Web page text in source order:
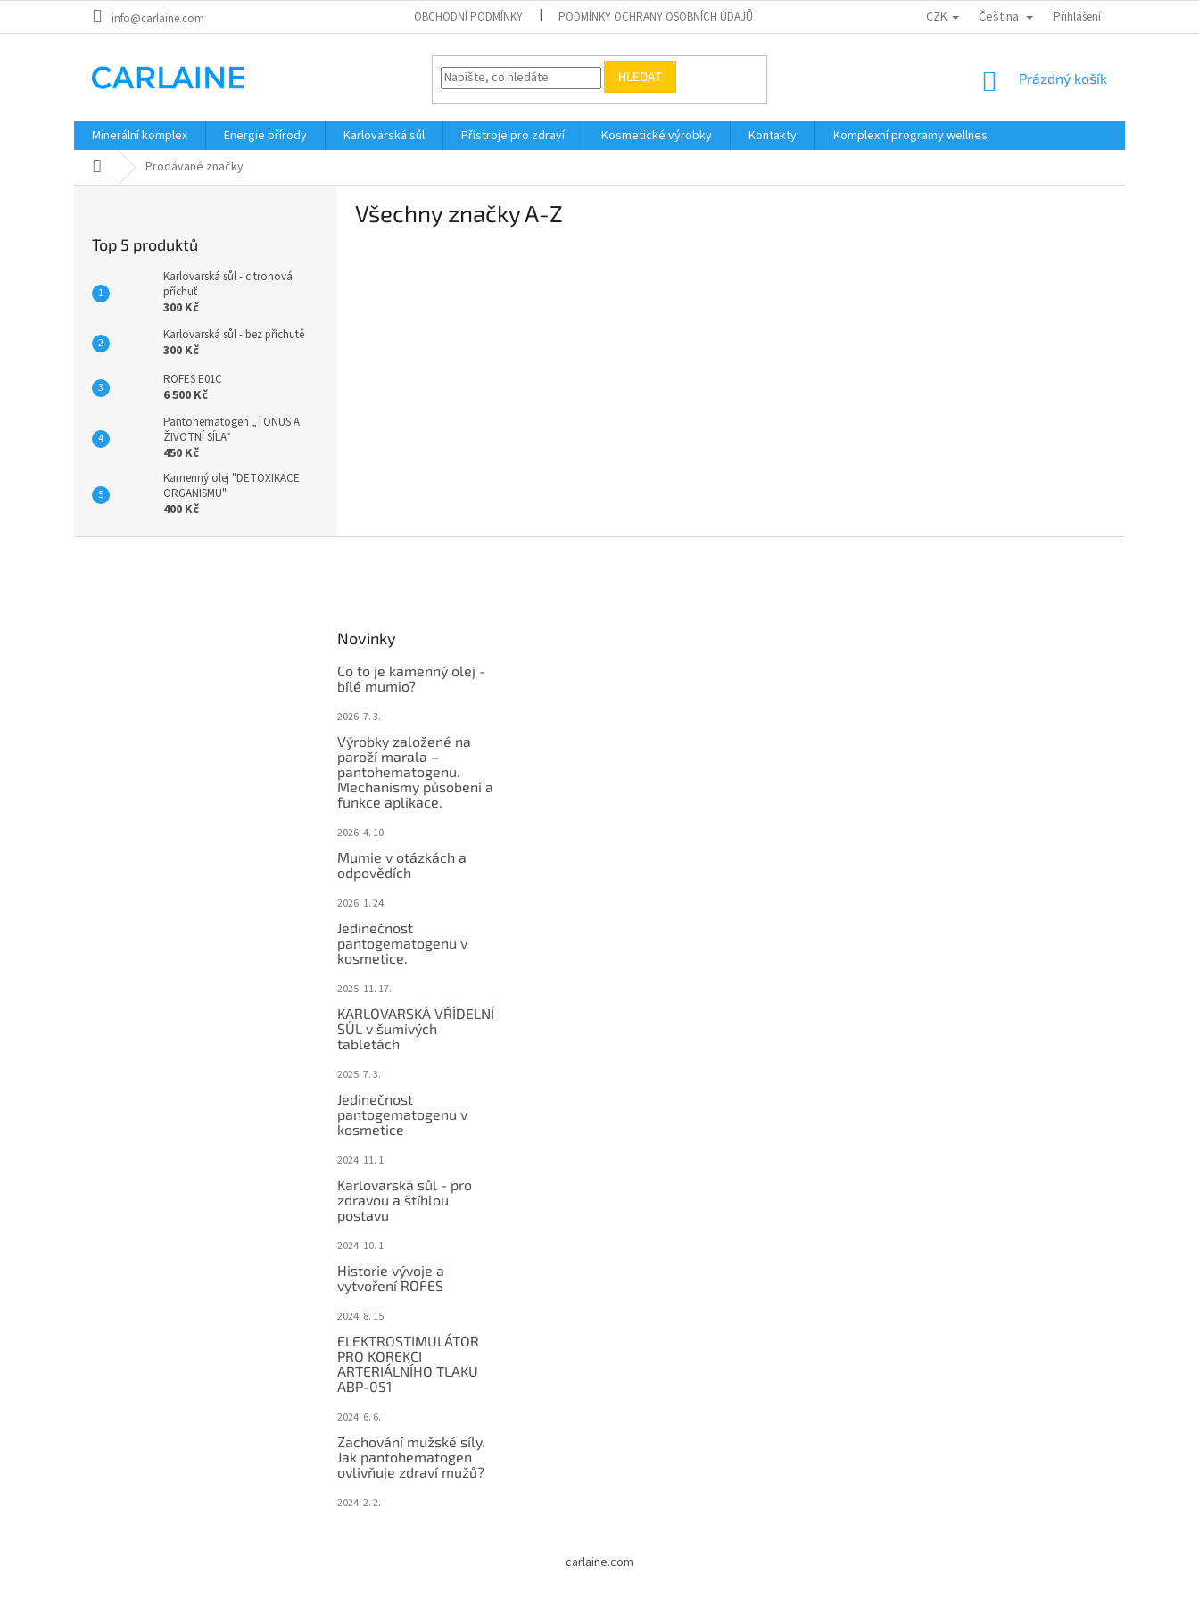
info@carlaine.com OBCHODNÍ PODMÍNKY PODMÍNKY OCHRANY OSOBNÍCH ÚDAJŮ CZK Čeština Přihlášení
HLEDAT
NÁKUPNÍ
Prázdný košík
Minerální komplex Energie přírody Karlovarská sůl Přístroje pro zdraví Kosmetické výrobky Kontakty
Komplexní programy wellnes
Domů Prodávané značky
Top 5 produktů
Karlovarská sůl - citronová
příchuť
300 Kč
Karlovarská sůl - bez příchutě
300 Kč
ROFES E01C
6 500 Kč
Pantohematogen „TONUS A
ŽIVOTNÍ SÍLA“
450 Kč
Kamenný olej "DETOXIKACE
ORGANISMU"
400 Kč
Všechny značky A-Z
Novinky
Co to je kamenný olej -
bílé mumio?
2026. 7. 3.
Výrobky založené na
paroží marala –
pantohematogenu.
Mechanismy působení a
funkce aplikace.
2026. 4. 10.
Mumie v otázkách a
odpovědích
2026. 1. 24.
Jedinečnost
pantogematogenu v
kosmetice.
2025. 11. 17.
KARLOVARSKÁ VŘÍDELNÍ
SŮL v šumivých
tabletách
2025. 7. 3.
Jedinečnost
pantogematogenu v
kosmetice
2024. 11. 1.
Karlovarská sůl - pro
zdravou a štíhlou
postavu
2024. 10. 1.
Historie vývoje a
vytvoření ROFES
2024. 8. 15.
ELEKTROSTIMULÁTOR
PRO KOREKCI
ARTERIÁLNÍHO TLAKU
ABP-051
2024. 6. 6.
Zachování mužské síly.
Jak pantohematogen
ovlivňuje zdraví mužů?
2024. 2. 2.
carlaine.com